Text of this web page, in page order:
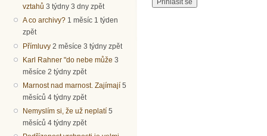
vztahů 3 týdny 3 dny zpět
A co archivy? 1 měsíc 1 týden
zpět
Přímluvy 2 měsíce 3 týdny zpět
Karl Rahner "do nebe může 3
měsíce 2 týdny zpět
Marnost nad marnost. Zajímají 5
měsíců 4 týdny zpět
Nemyslím si, že už neplatí 5
měsíců 4 týdny zpět